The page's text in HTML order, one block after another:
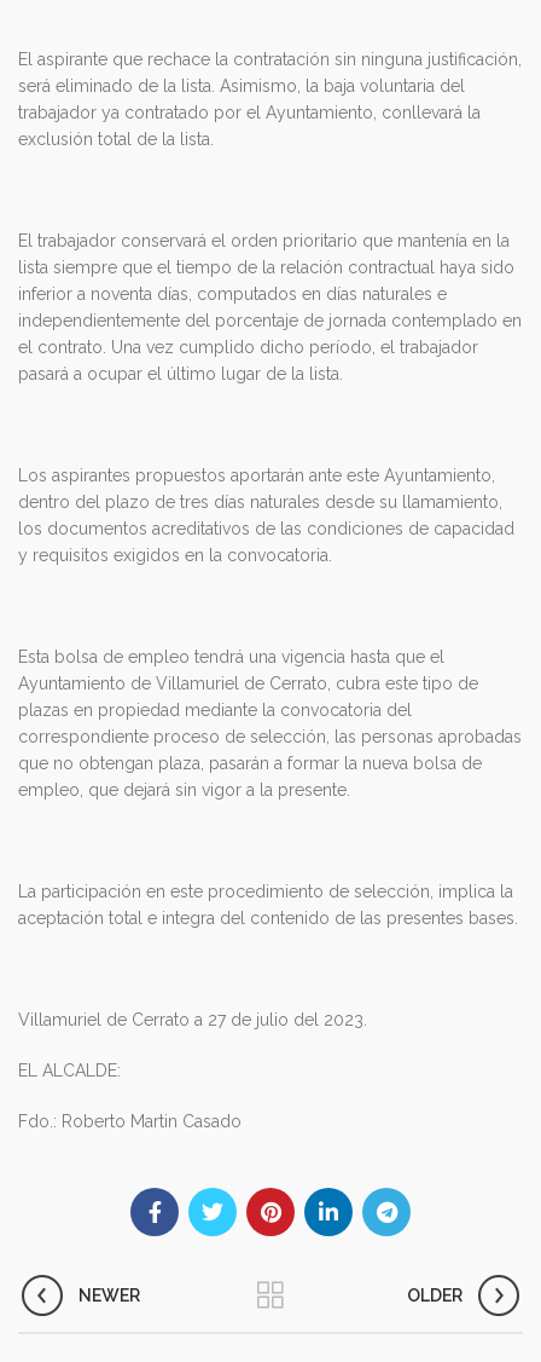
El aspirante que rechace la contratación sin ninguna justificación,
será eliminado de la lista. Asimismo, la baja voluntaria del
trabajador ya contratado por el Ayuntamiento, conllevará la
exclusión total de la lista.
El trabajador conservará el orden prioritario que mantenía en la
lista siempre que el tiempo de la relación contractual haya sido
inferior a noventa días, computados en días naturales e
independientemente del porcentaje de jornada contemplado en
el contrato. Una vez cumplido dicho período, el trabajador
pasará a ocupar el último lugar de la lista.
Los aspirantes propuestos aportarán ante este Ayuntamiento,
dentro del plazo de tres días naturales desde su llamamiento,
los documentos acreditativos de las condiciones de capacidad
y requisitos exigidos en la convocatoria.
Esta bolsa de empleo tendrá una vigencia hasta que el
Ayuntamiento de Villamuriel de Cerrato, cubra este tipo de
plazas en propiedad mediante la convocatoria del
correspondiente proceso de selección, las personas aprobadas
que no obtengan plaza, pasarán a formar la nueva bolsa de
empleo, que dejará sin vigor a la presente.
La participación en este procedimiento de selección, implica la
aceptación total e integra del contenido de las presentes bases.
Villamuriel de Cerrato a 27 de julio del 2023.
EL ALCALDE:
Fdo.: Roberto Martin Casado
NEWER OLDER